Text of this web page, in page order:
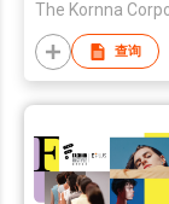
查询